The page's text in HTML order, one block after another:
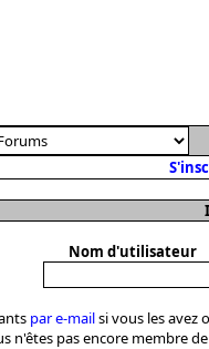
Nom d'utilisateur
par e-mailsi vous les avez
n'êtes pas encore membre